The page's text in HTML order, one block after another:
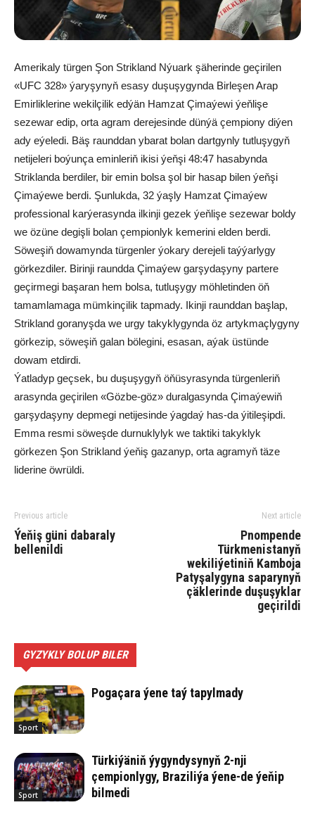
Amerikaly türgen Şon Strikland Nýuark şäherinde geçirilen
«UFC 328» ýaryşynyň esasy duşuşygynda Birleşen Arap
Emirliklerine wekilçilik edýän Hamzat Çimaýewi ýeňlişe
sezewar edip, orta agram derejesinde dünýä çempiony diýen
ady eýeledi. Bäş raunddan ybarat bolan dartgynly tutluşygyň
netijeleri boýunça eminleriň ikisi ýeňşi 48:47 hasabynda
Striklanda berdiler, bir emin bolsa şol bir hasap bilen ýeňşi
Çimaýewe berdi. Şunlukda, 32 ýaşly Hamzat Çimaýew
professional karýerasynda ilkinji gezek ýeňlişe sezewar boldy
we özüne degişli bolan çempionlyk kemerini elden berdi.
Söweşiň dowamynda türgenler ýokary derejeli taýýarlygy
görkezdiler. Birinji raundda Çimaýew garşydaşyny partere
geçirmegi başaran hem bolsa, tutluşygy möhletinden öň
tamamlamaga mümkinçilik tapmady. Ikinji raunddan başlap,
Strikland goranyşda we urgy takyklygynda öz artykmaçlygyny
görkezip, söweşiň galan bölegini, esasan, aýak üstünde
dowam etdirdi.
Ýatladyp geçsek, bu duşuşygyň öňüsyrasynda türgenleriň
arasynda geçirilen «Gözbe-göz» duralgasynda Çimaýewiň
garşydaşyny depmegi netijesinde ýagdaý has-da ýitileşipdi.
Emma resmi söweşde durnuklylyk we taktiki takyklyk
görkezen Şon Strikland ýeňiş gazanyp, orta agramyň täze
liderine öwrüldi.
Previous article
Ýeňiş güni dabaraly
bellenildi
Next article
Pnompende
Türkmenistanyň
wekiliýetiniň Kamboja
Patyşalygyna saparynyň
çäklerinde duşuşyklar
geçirildi
GYZYKLY BOLUP BILER
Sport
Pogaçara ýene taý tapylmady
Sport
Türkiýäniň ýygyndysynyň 2-nji
çempionlygy, Braziliýa ýene-de ýeňip
bilmedi